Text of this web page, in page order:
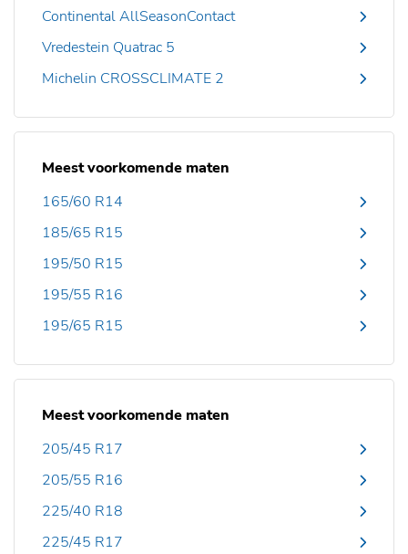
Continental AllSeasonContact
Vredestein Quatrac 5
Michelin CROSSCLIMATE 2
Meest voorkomende maten
165/60 R14
185/65 R15
195/50 R15
195/55 R16
195/65 R15
Meest voorkomende maten
205/45 R17
205/55 R16
225/40 R18
225/45 R17